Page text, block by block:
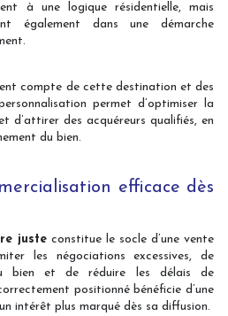
à une logique résidentielle, mais
également dans une démarche
compte de cette destination et des
permet d’optimiser la
d’attirer des acquéreurs qualifiés, en
du bien.
efficace dès
juste constitue le socle d’une vente
les négociations excessives, de
bien et de réduire les délais de
positionné bénéficie d’une
intérêt plus marqué dès sa diffusion.